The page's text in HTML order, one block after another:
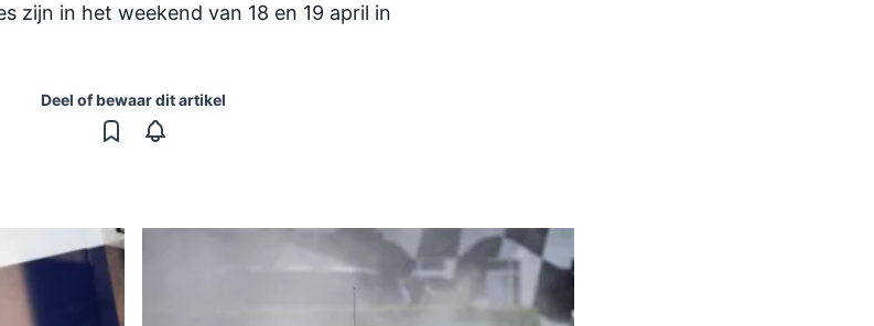
zijn in het weekend van 18 en 19 april in
Deel of bewaar dit artikel